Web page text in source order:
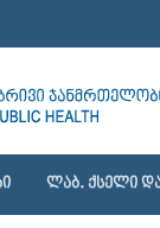
ᲚᲐᲑ. ᲥᲡᲔᲚᲘ ᲓᲐ